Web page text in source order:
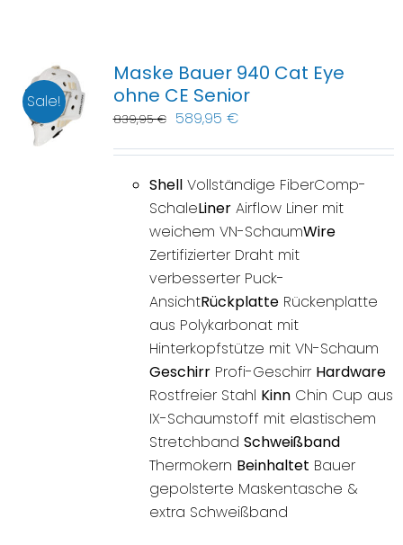
Sale!
Maske Bauer 940 Cat Eye
ohne CE Senior
839,95€ 589,95 €
ShellVollständige FiberComp-
SchaleLinerAirflow Liner mit
weichem VN-SchaumWire
Zertifizierter Draht mit
verbesserter Puck-
AnsichtRückplatteRückenplatte
aus Polykarbonat mit
Hinterkopfstütze mit VN-Schaum
GeschirrProfi-Geschirr Hardware
Rostfreier Stahl KinnChin Cup aus
IX-Schaumstoff mit elastischem
Stretchband Schweißband
Thermokern Beinhaltet Bauer
gepolsterte Maskentasche &
extra Schweißband